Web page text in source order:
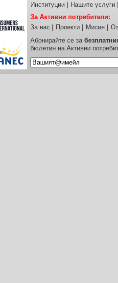
Институции
Нашите услуги
За Активни потребители:
За нас
Проекти Мисия
Абонирайте се за
бюлетин на Активни